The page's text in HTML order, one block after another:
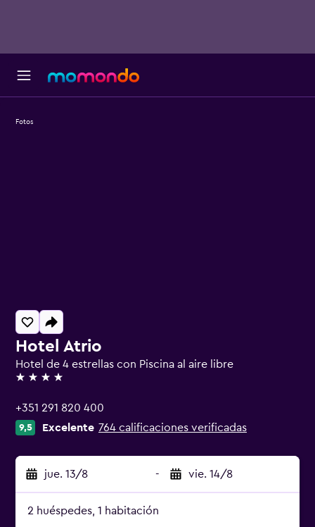
Hotel Atrio
Hotel de 4 estrellas con Piscina al aire libre
4 estrellas
+351 291 820 400
9,5 Excelente 764 calificaciones verificadas
jue. 13/8 - vie. 14/8
2 huéspedes, 1 habitación
Fotos